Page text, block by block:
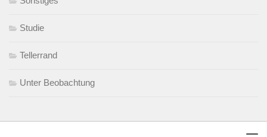
Studie
Tellerrand
Unter Beobachtung